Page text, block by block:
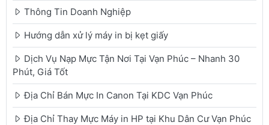
Thông Tin Doanh Nghiệp
Hướng dẫn xử lý máy in bị kẹt giấy
Dịch Vụ Nạp Mực Tận Nơi Tại Vạn Phúc – Nhanh 30
Phút, Giá Tốt
Địa Chỉ Bán Mực In Canon Tại KDC Vạn Phúc
Địa Chỉ Thay Mực Máy in HP tại Khu Dân Cư Vạn Phúc